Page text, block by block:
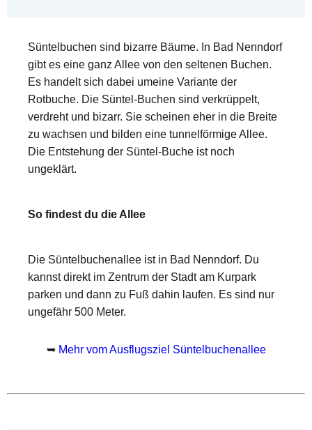
Süntelbuchen sind bizarre Bäume. In Bad Nenndorf
gibt es eine ganz Allee von den seltenen Buchen.
Es handelt sich dabei umeine Variante der
Rotbuche. Die Süntel-Buchen sind verkrüppelt,
verdreht und bizarr. Sie scheinen eher in die Breite
zu wachsen und bilden eine tunnelförmige Allee.
Die Entstehung der Süntel-Buche ist noch
ungeklärt.
So findest du die Allee
Die Süntelbuchenallee ist in Bad Nenndorf. Du
kannst direkt im Zentrum der Stadt am Kurpark
parken und dann zu Fuß dahin laufen. Es sind nur
ungefähr 500 Meter.
➥ Mehr vom Ausflugsziel Süntelbuchenallee